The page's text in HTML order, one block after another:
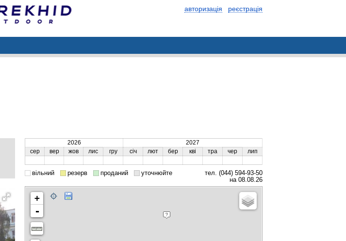
авторизація реєстрація
2026
2027
сер
вер жов лис гру січ лют бер кві тра чер лип
вільний резерв проданий уточнюйте
тел. (044) 594-93-50
на 08.08.26
+
-